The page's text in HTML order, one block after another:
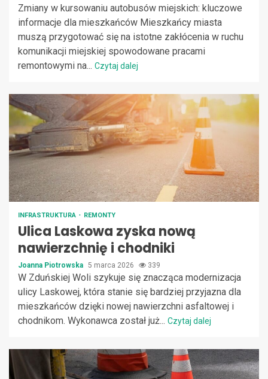
Zmiany w kursowaniu autobusów miejskich: kluczowe
informacje dla mieszkańców Mieszkańcy miasta
muszą przygotować się na istotne zakłócenia w ruchu
komunikacji miejskiej spowodowane pracami
remontowymi na... Czytaj dalej
INFRASTRUKTURA REMONTY
Ulica Laskowa zyska nową
nawierzchnię i chodniki
Joanna Piotrowska 5 marca 2026 339
W Zduńskiej Woli szykuje się znacząca modernizacja
ulicy Laskowej, która stanie się bardziej przyjazna dla
mieszkańców dzięki nowej nawierzchni asfaltowej i
chodnikom. Wykonawca został już... Czytaj dalej